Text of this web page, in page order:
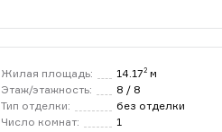
Жилая площадь: 14.172 м
Этаж/этажность:
8 / 8
Тип отделки:
без отделки
Число комнат:
1